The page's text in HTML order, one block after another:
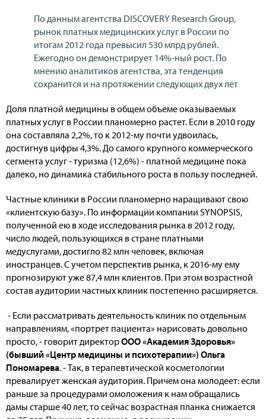
По данным агентства DISCOVERY Research Group,
рынок платных медицинских услуг в России по
итогам 2012 года превысил 530 млрд рублей.
Ежегодно он демонстрирует 14%-ный рост. По
мнению аналитиков агентства, эта тенденция
сохранится и на протяжении следующих двух лет
Доля платной медицины в общем объеме оказываемых
платных услуг в России планомерно растет. Если в 2010 году
она составляла 2,2%, то к 2012-му почти удвоилась,
достигнув цифры 4,3%. До самого крупного коммерческого
сегмента услуг - туризма (12,6%) - платной медицине пока
далеко, но динамика стабильного роста в пользу последней.
Частные клиники в России планомерно наращивают свою
«клиентскую базу». По информации компании SYNOPSIS,
полученной ею в ходе исследования рынка в 2012 году,
число людей, пользующихся в стране платными
медуслугами, достигло 82 млн человек, включая
иностранцев. С учетом перспектив рынка, к 2016-му ему
прогнозируют уже 87,4 млн клиентов. При этом возрастной
состав аудитории частных клиник постепенно расширяется.
- Если рассматривать деятельность клиник по отдельным
направлениям, «портрет пациента» нарисовать довольно
просто, - говорит директорООО «Академия Здоровья»
(бывший «Центр медицины и психотерапии») Ольга
Пономарева. - Так, в терапевтической косметологии
превалирует женская аудитория. Причем она молодеет: если
раньше за процедурами омоложения к нам обращались
дамы старше 40 лет, то сейчас возрастная планка снижается